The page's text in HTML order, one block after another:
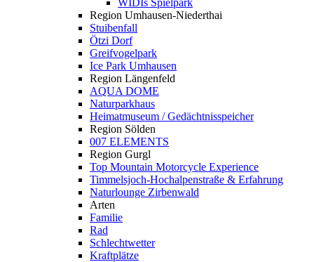
WIDIs Spielpark
Region Umhausen-Niederthai
Stuibenfall
Ötzi Dorf
Greifvogelpark
Ice Park Umhausen
Region Längenfeld
AQUA DOME
Naturparkhaus
Heimatmuseum / Gedächtnisspeicher
Region Sölden
007 ELEMENTS
Region Gurgl
Top Mountain Motorcycle Experience
Timmelsjoch-Hochalpenstraße & Erfahrung
Naturlounge Zirbenwald
Arten
Familie
Rad
Schlechtwetter
Kraftplätze